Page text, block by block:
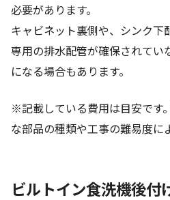
必要があります。
キャビネット裏側や、シンク下
専用の排水配管が確保されてい
になる場合もあります。
※記載している費用は目安です
な部品の種類や工事の難易度に
ビルトイン食洗機後付